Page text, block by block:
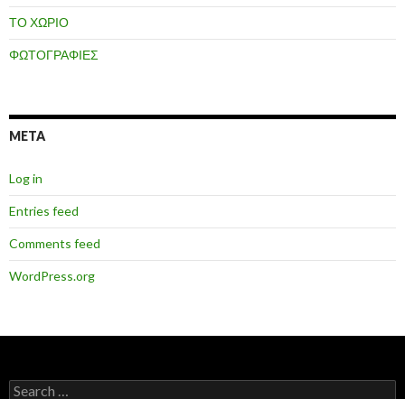
ΤΟ ΧΩΡΙΟ
ΦΩΤΟΓΡΑΦΙΕΣ
META
Log in
Entries feed
Comments feed
WordPress.org
Search